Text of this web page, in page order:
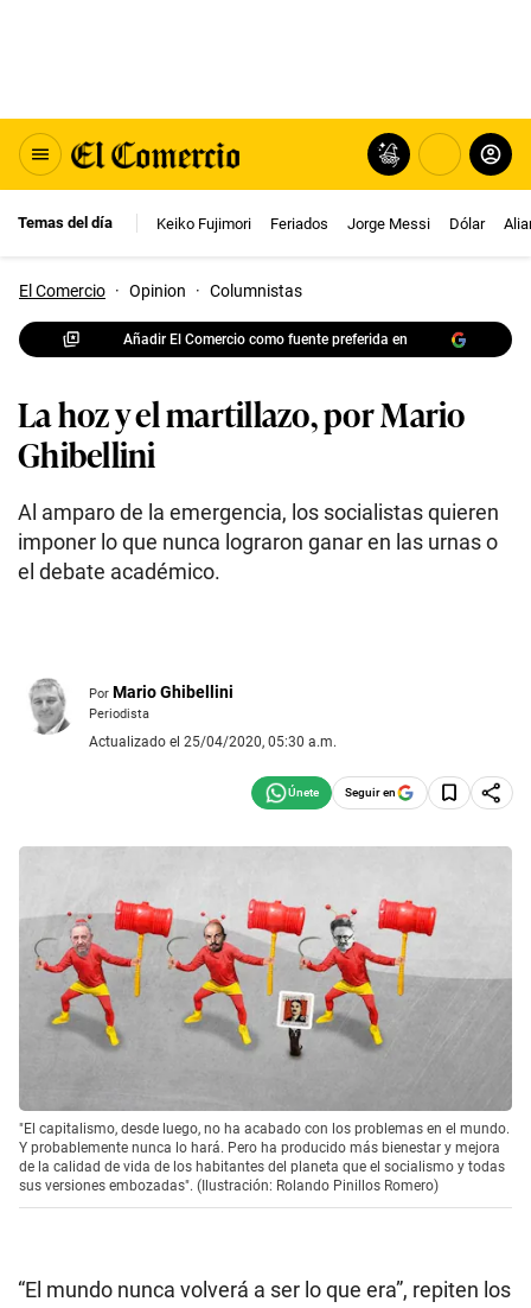
Temas del día Keiko Fujimori Feriados Jorge Messi Dólar
El Comercio · Opinion · Columnistas
Añadir El Comercio como fuente preferida en
La hoz y el martillazo, por Mario
Ghibellini
Al amparo de la emergencia, los socialistas quieren
imponer lo que nunca lograron ganar en las urnas o
el debate académico.
Por Mario Ghibellini
Periodista
Actualizado el 25/04/2020, 05:30 a.m.
Seguir en
"El capitalismo, desde luego, no ha acabado con los problemas en el mundo.
Y probablemente nunca lo hará. Pero ha producido más bienestar y mejora
de la calidad de vida de los habitantes del planeta que el socialismo y todas
sus versiones embozadas". (Ilustración: Rolando Pinillos Romero)
“El mundo nunca volverá a ser lo que era”, repiten los